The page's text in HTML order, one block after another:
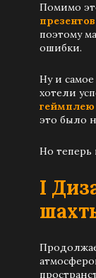
Помимо
поэтому
ошибки.
Ну и
хотели
это было
Но теперь
I